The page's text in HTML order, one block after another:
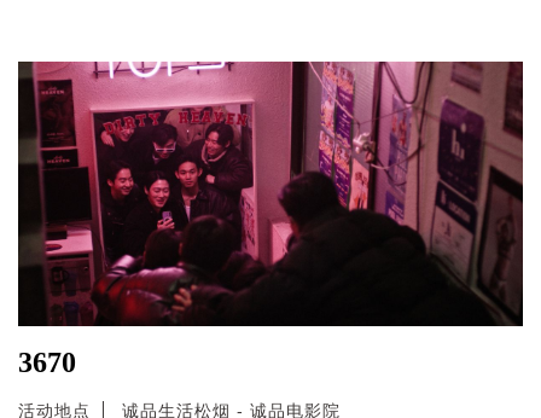
3670
活动地点
诚品生活松烟 - 诚品电影院